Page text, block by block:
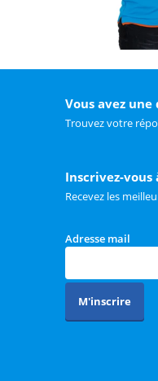
Vous avez une
Trouvez votre
Inscrivez-
Recevez les
Adresse mail
M'inscrire